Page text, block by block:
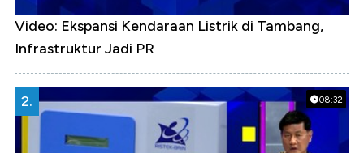
Video: Ekspansi Kendaraan Listrik di Tambang,
Infrastruktur Jadi PR
08:32
2.